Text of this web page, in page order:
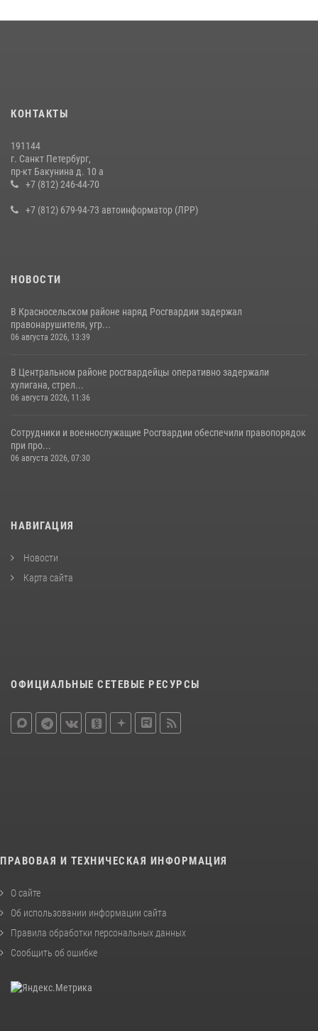
на III Международном петербургском цифровом форуме
В Ленобласти сотрудники Росгвардии провели встречу с
воспитанниками детского клуба «Умные каникулы»
КОНТАКТЫ
191144
г. Санкт Петербург,
пр-кт Бакунина д. 10 а
+7 (812) 246-44-70
+7 (812) 679-94-73 автоинформатор (ЛРР)
НОВОСТИ
В Красносельском районе наряд Росгвардии задержал
правонарушителя, угр...
06 августа 2026, 13:39
В Центральном районе росгвардейцы оперативно задержали
хулигана, стрел...
06 августа 2026, 11:36
Сотрудники и военнослужащие Росгвардии обеспечили правопорядок
при про...
06 августа 2026, 07:30
НАВИГАЦИЯ
Новости
Карта сайта
ОФИЦИАЛЬНЫЕ СЕТЕВЫЕ РЕСУРСЫ
ПРАВОВАЯ И ТЕХНИЧЕСКАЯ ИНФОРМАЦИЯ
О сайте
Об использовании информации сайта
Правила обработки персональных данных
Сообщить об ошибке